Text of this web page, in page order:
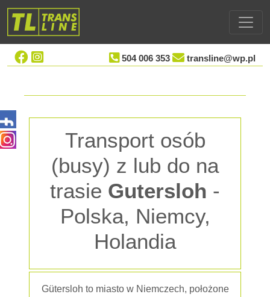
504 006 353 transline@wp.pl
Transport osób
(busy) z lub do na
trasie Gutersloh -
Polska, Niemcy,
Holandia
Gütersloh to miasto w Niemczech, położone